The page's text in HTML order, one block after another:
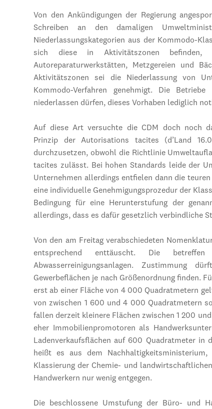
Von den Ankündigungen der Regierung
Schreiben an den damaligen
Niederlassungskategorien aus der Kommodo-
sich diese in Aktivitäts­zonen befinden,
Autoreparaturwerkstätten, Metzgereien und
Aktivitätszonen sei die Niederlassung von
Kommodo-Verfahren genehmigt. Die
niederlassen dürfen, dieses Vorhaben lediglich
Auf diese Art versuchte die CDM doch noch
Prinzip der Autorisations tacites (d’Land
durchzusetzen, obwohl die Richtlinie
tacites zulässt. Bei hohen Standards leide der
Unternehmen allerdings entfielen dann die
eine individuelle Genehmigungsprozedur der
Bedingung für eine Herunterstufung der
allerdings, dass es dafür gesetzlich verbindliche
Von den am Freitag verabschiedeten
entsprechend enttäuscht. Die betreffen
Abwasserreinigungsanlagen. Zustimmung
Gewerbeflächen je nach Größenordnung finden.
erst ab einer Fläche von 4 000 Quadratmetern
von zwischen 1 600 und 4 000 Quadratmetern
fallen derzeit kleinere Flächen zwischen 1 200
eher Immobilienpromotoren als
Ladenverkaufsflächen auf 600 Quadratmeter in
heißt es aus dem
Klassierung der Chemie- und
Handwerkern nur wenig entgegen.
Die beschlossene Umstufung der Büro- und